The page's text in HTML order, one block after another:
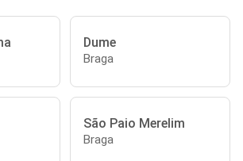
Dume
Braga
São Paio Merelim
Braga